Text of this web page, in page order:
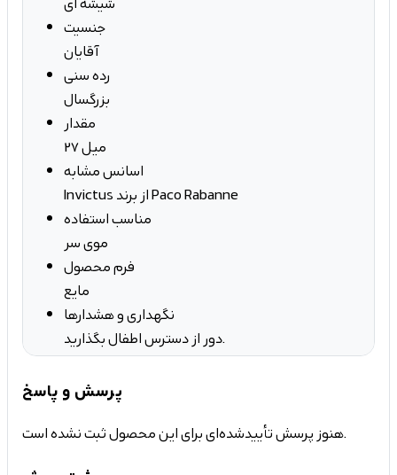
جنسیت
آقایان
رده سنی
بزرگسال
مقدار
27 میل
اسانس مشابه
Invictus از برند Paco Rabanne
مناسب استفاده
موی سر
فرم محصول
مایع
نگهداری و هشدارها
دور از دسترس اطفال بگذارید.
پرسش و پاسخ
هنوز پرسش تأییدشده‌ای برای این محصول ثبت نشده است.